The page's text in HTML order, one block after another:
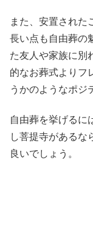
また、安置された
長い点も自由葬の
た友人や家族に別
的なお葬式よりフ
うかのようなポジ
自由葬を挙げるに
し菩提寺があるな
良いでしょう。